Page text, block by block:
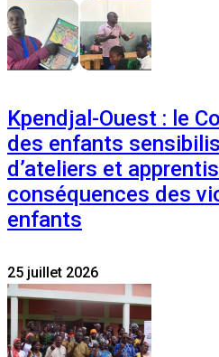
Kpendjal-Ouest : le
des enfants
d’ateliers et
conséquences des
enfants
25 juillet 2026